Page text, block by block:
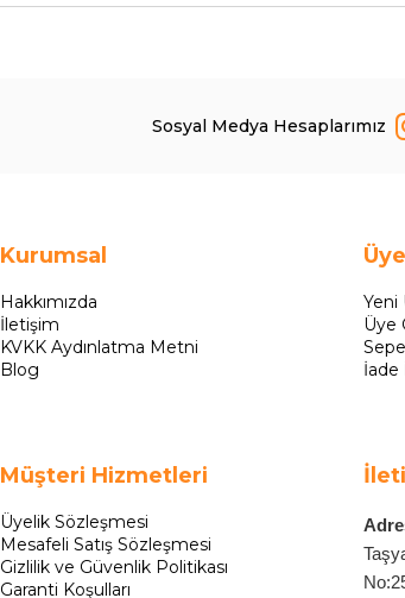
Sosyal Medya Hesaplarımız
Kurumsal
Hakkımızda
İletişim
KVKK Aydınlatma Metni
Blog
Müşteri Hizmetleri
Üyelik Sözleşmesi
Mesafeli Satış Sözleşmesi
Gizlilik ve Güvenlik Politikası
Garanti Koşulları
Üye
Yeni
Üye
İade